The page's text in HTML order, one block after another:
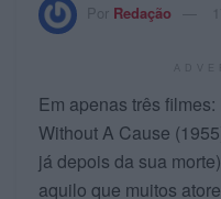
Por Redação
Em apenas três
Without A Cause
já depois da sua
aquilo que muitos